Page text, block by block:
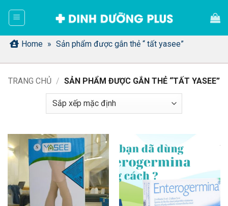
dung Home » Sản phẩm được gắn thẻ “ tất yasee”
TRANG CHỦ / SẢN PHẨM ĐƯỢC GẮN THẺ “TẤT YASEE”